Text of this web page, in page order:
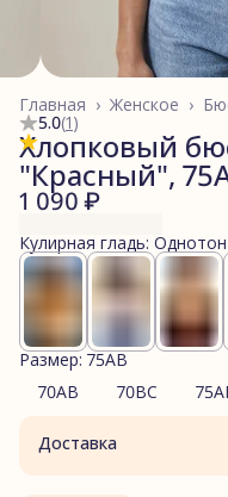
Женское ›
Главная ›
5.0(1)
Хлопковый
"Красный",
1 090 ₽
Кулирная гладь:
Размер: 75AB
70AB
70BC
Доставка